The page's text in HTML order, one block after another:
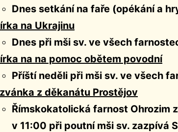
Dnes setkání na faře (opékání a
na Ukrajinu
Dnes při mši sv. ve všech
na na pomoc obětem povodní
Příští neděli při mši sv. ve všech
z děkanátu Prostějov
Římskokatolická farnost Ohrozim
v 11:00 při poutní mši sv. zazpívá